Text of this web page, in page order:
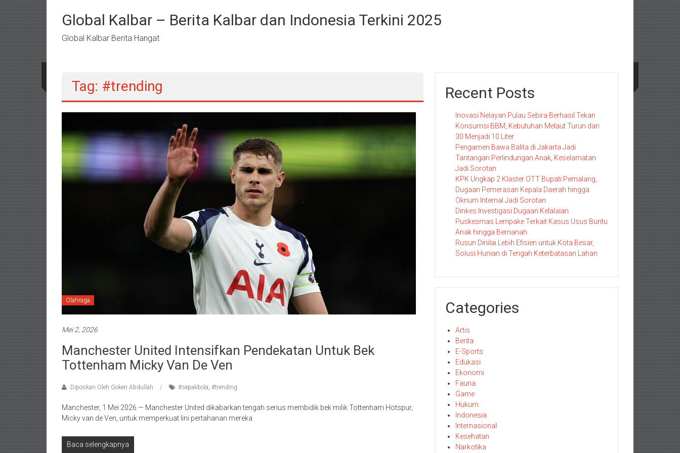
kontenGlobal Kalbar – Berita Kalbar dan Indonesia Terkini 2025
Global Kalbar Berita Hangat
Tag: #trending
Olahraga
Mei 2, 2026
Manchester United Intensifkan Pendekatan Untuk Bek
Tottenham Micky Van De Ven
Diposkan Oleh:Goken Abdullah #sepakbola, #trending
Manchester, 1 Mei 2026 — Manchester United dikabarkan tengah serius membidik bek milik Tottenham Hotspur,
Micky van de Ven, untuk memperkuat lini pertahanan mereka
Baca selengkapnya
Recent Posts
Inovasi Nelayan Pulau Sebira Berhasil Tekan
Konsumsi BBM, Kebutuhan Melaut Turun dari
30 Menjadi 10 Liter
Pengamen Bawa Balita di Jakarta Jadi
Tantangan Perlindungan Anak, Keselamatan
Jadi Sorotan
KPK Ungkap 2 Klaster OTT Bupati Pemalang,
Dugaan Pemerasan Kepala Daerah hingga
Oknum Internal Jadi Sorotan
Dinkes Investigasi Dugaan Kelalaian
Puskesmas Lempake Terkait Kasus Usus Buntu
Anak hingga Bernanah
Rusun Dinilai Lebih Efisien untuk Kota Besar,
Solusi Hunian di Tengah Keterbatasan Lahan
Categories
Artis
Berita
E-Sports
Edukasi
Ekonomi
Fauna
Game
Hukum
Indonesia
Internasional
Kesehatan
Narkotika